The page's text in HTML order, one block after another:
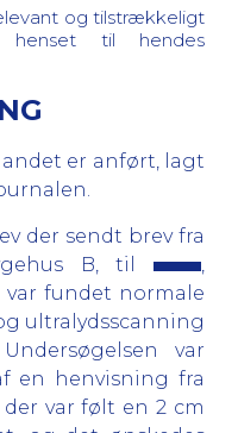
og tilstrækkeligt
henset til hendes
er anført, lagt
der sendt brev fra
B, til
fundet normale
ultralydsscanning
var
en henvisning fra
var følt en 2 cm